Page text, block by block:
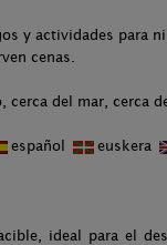
y actividades para
cenas.
cerca del mar, cerca
español euskera
ideal para el